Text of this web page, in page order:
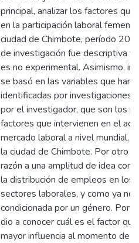
principal, analizar los factores
en la participación laboral
ciudad de Chimbote, período
de investigación fue descriptiva y
es no experimental. Asimismo,
se basó en las variables que han
identificadas por investigaciones
por el investigador, que son los
factores que intervienen en el
mercado laboral a nivel mundial,
la ciudad de Chimbote. Por otro
razón a una amplitud de idea con
la distribución de empleos en los
sectores laborales, y como ya no
condicionada por un género. Por
dio a conocer cuál es el factor
mayor influencia al momento de la